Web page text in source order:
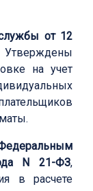
от 12
на учет
N 21-ФЗ,
в расчете